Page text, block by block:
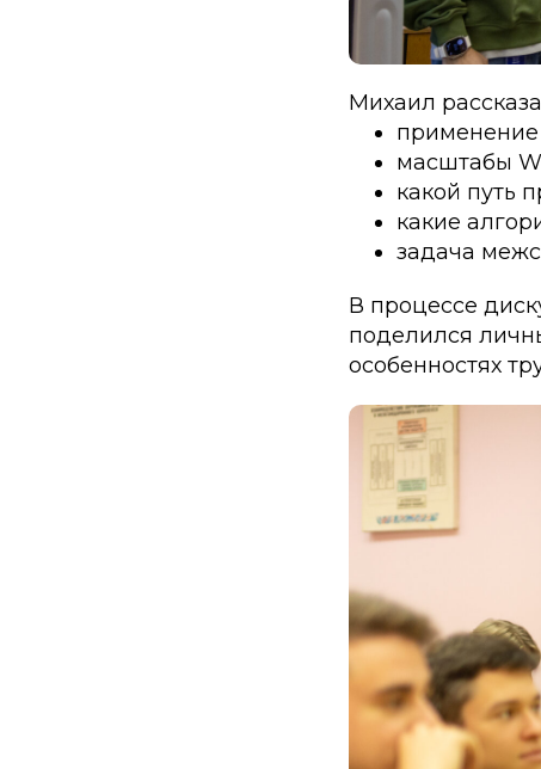
Михаил
применение
масштабы
какой путь
какие
задача
В процессе
поделился
особенностях